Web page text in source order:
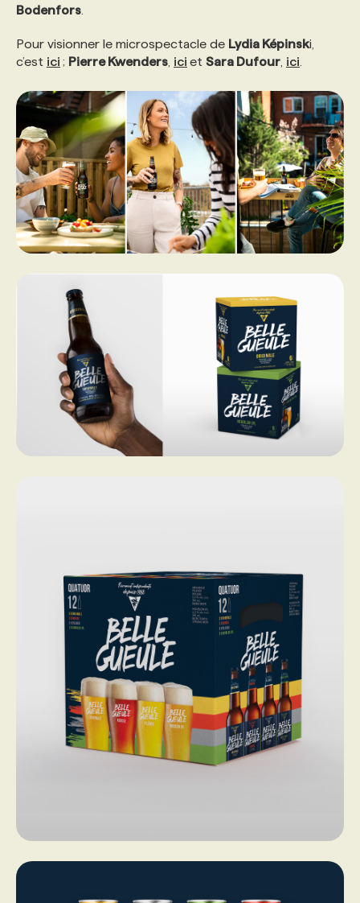
Bodenfors
Pour visionner le microspectacle de Lydia Képinski,
c’est ici ; Pierre Kwenders ici et Sara Dufour ici